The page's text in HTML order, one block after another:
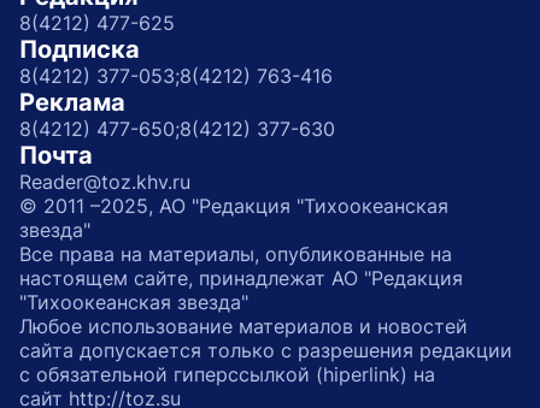
8(4212) 477-625
Подписка
8(4212) 377-053;8(4212) 763-416
Реклама
8(4212) 477-650;8(4212) 377-630
Почта
Reader@toz.khv.ru
© 2011 –2025, АО "Редакция "Тихоокеанская
звезда"
Все права на материалы, опубликованные на
настоящем сайте, принадлежат АО "Редакция
"Тихоокеанская звезда"
Любое использование материалов и новостей
сайта допускается только с разрешения редакции
с обязательной гиперссылкой (hiperlink) на
сайт http://toz.su